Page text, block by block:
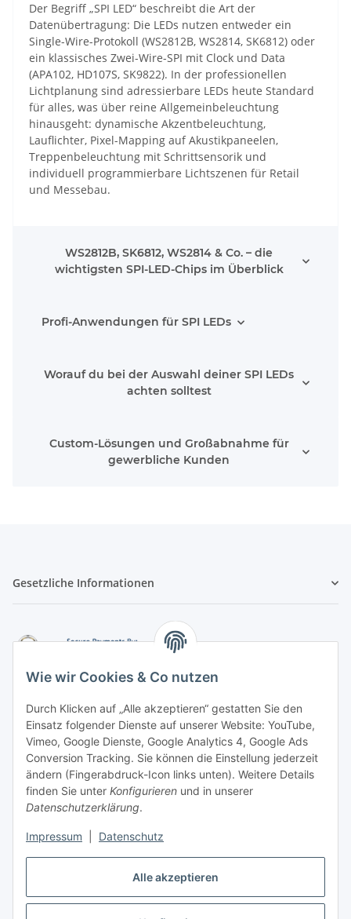
Alle akzeptieren
Wie wir Cookies & Co nutzen
Durch Klicken auf „Alle akzeptieren“ gestatten Sie den
Einsatz folgender Dienste auf unserer Website: YouTube,
Vimeo, Google Dienste, Google Analytics 4, Google Ads
Conversion Tracking. Sie können die Einstellung jederzeit
ändern (Fingerabdruck-Icon links unten). Weitere Details
finden Sie unter Konfigurieren und in unserer
Datenschutzerklärung.
Impressum Datenschutz
Der Begriff „SPI LED“ beschreibt die Art der
Datenübertragung: Die LEDs nutzen entweder ein
Single-Wire-Protokoll (WS2812B, WS2814, SK6812) oder
ein klassisches Zwei-Wire-SPI mit Clock und Data
(APA102, HD107S, SK9822). In der professionellen
Lichtplanung sind adressierbare LEDs heute Standard
für alles, was über reine Allgemeinbeleuchtung
hinausgeht: dynamische Akzentbeleuchtung,
Lauflichter, Pixel-Mapping auf Akustikpaneelen,
Treppenbeleuchtung mit Schrittsensorik und
individuell programmierbare Lichtszenen für Retail
und Messebau.
WS2812B, SK6812, WS2814 & Co. – die
wichtigsten SPI-LED-Chips im Überblick
Profi-Anwendungen für SPI LEDs
Worauf du bei der Auswahl deiner SPI LEDs
achten solltest
Custom-Lösungen und Großabnahme für
gewerbliche Kunden
Gesetzliche Informationen
Vorkasse per Überweisung
Zahlung per PayPal
Zahlung per Google Pay (PayPal)
Zahlung per Apple Pay (PayPal)
Zahlung per amazon payments
FAQ
Weitere Informationen